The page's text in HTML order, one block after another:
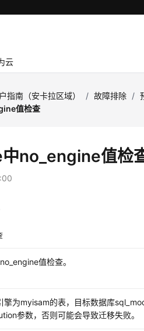
云
指南（安卡拉区域） / 故障排除 /
值检查
no_engine值检
值检查。
擎为myisam的表，目标数据库
参数，否则可能会导致迁移失败。